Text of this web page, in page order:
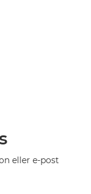
eller e-post